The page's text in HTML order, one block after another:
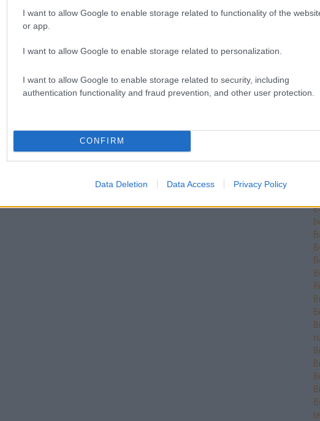
I want to allow Google to enable storage related to functionality of the
or app.
I want to allow Google to enable storage related to personalization.
I want to allow Google to enable storage related to security, including
authentication functionality and fraud prevention, and other user protection.
CONFIRM
Data Deletion Data Access Privacy Policy